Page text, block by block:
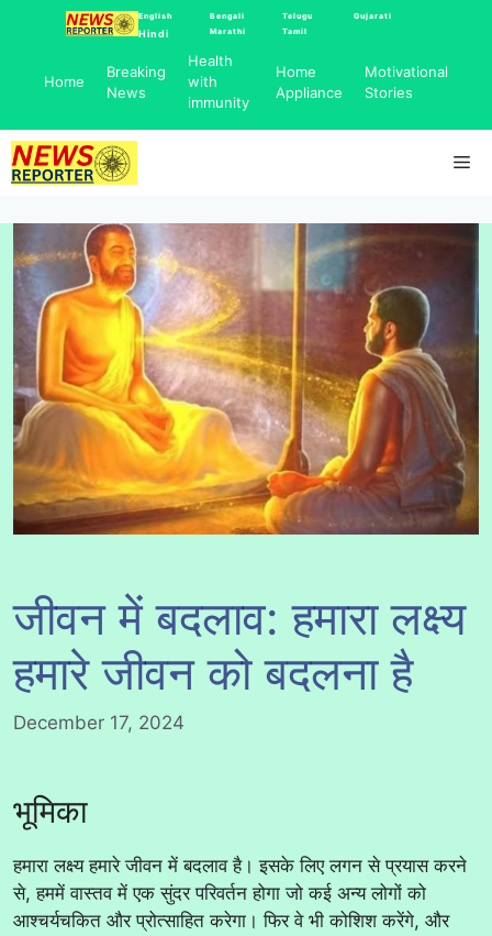
English
Hindi
Bengali
Marathi
Telugu
Tamil
Gujarati
Home
Breaking
News
Health
with
immunity
Home
Appliance
Motivational
Stories
जीवन में बदलाव: हमारा लक्ष्य
हमारे जीवन को बदलना है
December 17, 2024
भूमिका
हमारा लक्ष्य हमारे जीवन में बदलाव है। इसके लिए लगन से प्रयास करने
से, हममें वास्तव में एक सुंदर परिवर्तन होगा जो कई अन्य लोगों को
आश्चर्यचकित और प्रोत्साहित करेगा। फिर वे भी कोशिश करेंगे, और